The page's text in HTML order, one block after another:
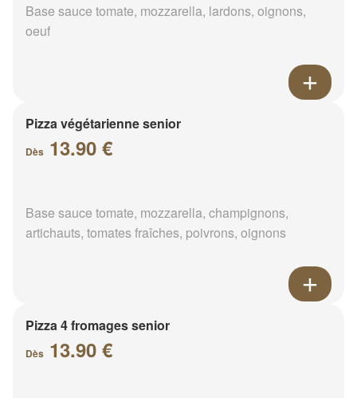
Base sauce tomate, mozzarella, lardons, oignons,
oeuf
Pizza végétarienne senior
Dès 13.90 €
Base sauce tomate, mozzarella, champignons,
artichauts, tomates fraîches, poivrons, oignons
Pizza 4 fromages senior
Dès 13.90 €